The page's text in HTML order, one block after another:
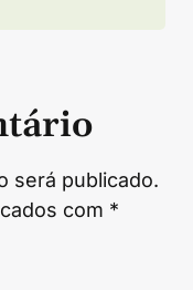
será publicado.
com *